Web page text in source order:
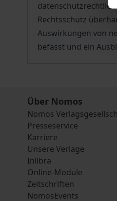
Rechtsschutz
Auswirkungen von
befasst und ein
Über Nomos
Nomos
Presseservice
Karriere
Unsere Verlage
Inlibra
Online-Module
Zeitschriften
NomosEvents